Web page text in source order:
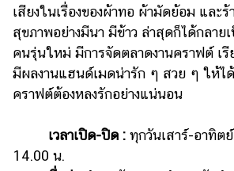
เสียงในเรื่องของผ้าทอ ผ้ามัดย้อม และร้
สุขภาพอย่างมีนา มีข้าว ล่าสุดก็ได้กลา
คนรุ่นใหม่ มีการจัดตลาดงานคราฟต์ เรี
มีผลงานแฮนด์เมดน่ารัก ๆ สวย ๆ ให้ไ
คราฟต์ต้องหลงรักอย่างแน่นอน
เวลาเปิด-ปิด : ทุกวันเสาร์-อาทิต
14.00 น.